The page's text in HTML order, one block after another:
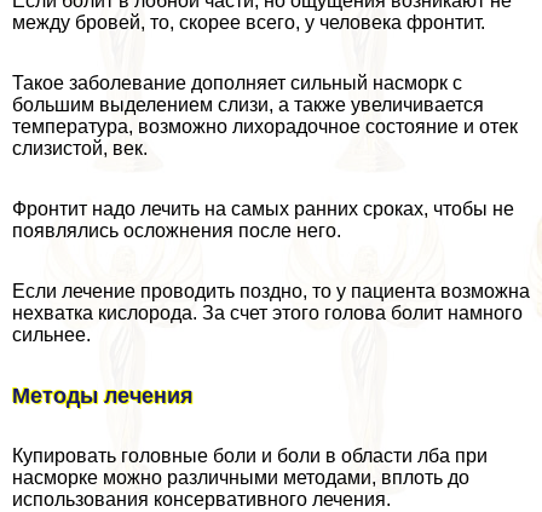
между бровей, то, скорее всего, у человека фронтит.
Такое заболевание дополняет сильный насморк с
большим выделением слизи, а также увеличивается
температура, возможно лихорадочное состояние и отек
слизистой, век.
Фронтит надо лечить на самых ранних сроках, чтобы не
появлялись осложнения после него.
Если лечение проводить поздно, то у пациента возможна
нехватка кислорода. За счет этого голова болит намного
сильнее.
Методы лечения
Купировать головные боли и боли в области лба при
насморке можно различными методами, вплоть до
использования консервативного лечения.